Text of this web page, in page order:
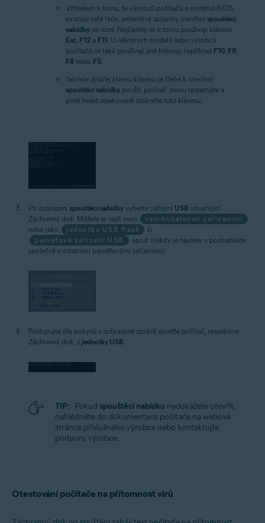
Vzhledem k tomu, že výrobců počítačů a systémů BIOS
existuje celá řada, jednotlivé způsoby otevření spouštěcí
nabídky se různí. Nejčastěji se k tomu používají klávesy
Esc, F12 a F11. U některých modelů nebo výrobců
počítačů se také používají jiné klávesy, například F10, F9,
F8 nebo F5.
Jakmile zjistíte, kterou klávesu je třeba k otevření
spouštěcí nabídky použít, počítač znovu restartujte a
poté ihned opakovaně stiskněte tuto klávesu.
Po zobrazení spouštěcí nabídky vyberte zařízení USB obsahující
Záchranný disk. Můžete je najít mezi
vyměnitelnými zařízeními
nebo jako
jednotku USB flash
či
paměťové zařízení USB
apod. (někdy je najdete v podnabídce
společně s ostatními paměťovými zařízeními).
Postupujte dle pokynů v zobrazené zprávě spusťte počítač, respektive
Záchranný disk, z jednotky USB
TIP: Pokud spouštěcí nabídku nedokážete otevřít,
nahlédněte do dokumentace počítače na webové
stránce příslušného výrobce nebo kontaktujte
podporu výrobce.
Otestování počítače na přítomnost virů